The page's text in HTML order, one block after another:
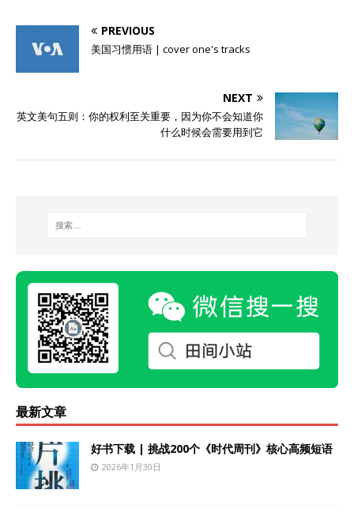
PREVIOUS
美国习惯用语 | cover one's tracks
NEXT
英文美句五则：你的权利至关重要，因为你不会知道你
什么时候会需要用到它
最新文章
好书下载 | 挑战200个《时代周刊》核心高频短语
2026年1月30日